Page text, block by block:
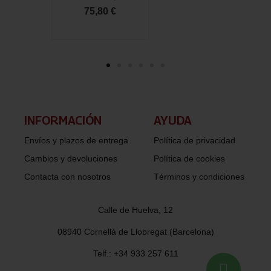
75,80 €
INFORMACIÓN​
Envíos y plazos de entrega
Cambios y devoluciones
Contacta con nosotros
AYUDA
Política de privacidad
Política de cookies
Términos y condiciones
Calle de Huelva, 12
08940 Cornellà de Llobregat (Barcelona)
Telf.: +34 933 257 611